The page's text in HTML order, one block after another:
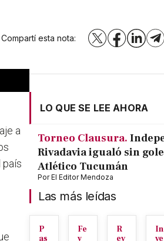
Compartí esta nota: X Facebook
a
país
LO QUE SE LEE AHORA
Torneo Clausura.
Rivadavia igualó sin
Atlético Tucumán
PorEl Editor Mendoza
Las más leídas
P
as
Fe
y
R
ev
In
ve